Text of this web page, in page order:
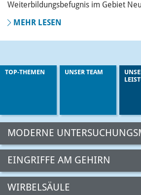
Weiterbildungsbefugnis im Gebiet
MEHR LESEN
TOP-THEMEN UNSER TEAM
MODERNE
EINGRIFFE AM GEHIRN
WIRBELSÄULE